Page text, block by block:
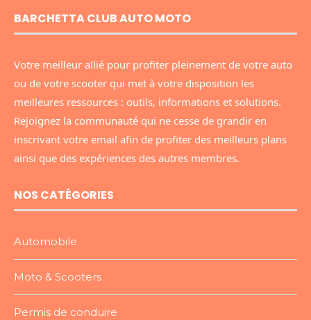
BARCHETTA CLUB AUTO MOTO
Votre meilleur allié pour profiter pleinement de votre auto
ou de votre scooter qui met à votre disposition les
meilleures ressources : outils, informations et solutions.
Rejoignez la communauté qui ne cesse de grandir en
inscrivant votre email afin de profiter des meilleurs plans
ainsi que des expériences des autres membres.
NOS CATÉGORIES
Automobile
Moto & Scooters
Permis de conduire